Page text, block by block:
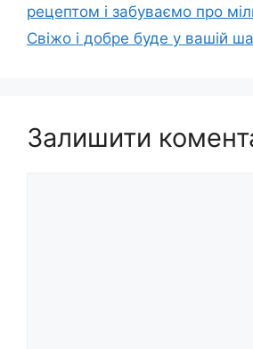
рецептом і забуваємо про
Свіжо і добре буде у вашій
Залишити